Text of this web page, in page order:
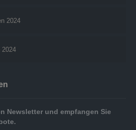
2024
2024
Newsletter und empfangen Sie